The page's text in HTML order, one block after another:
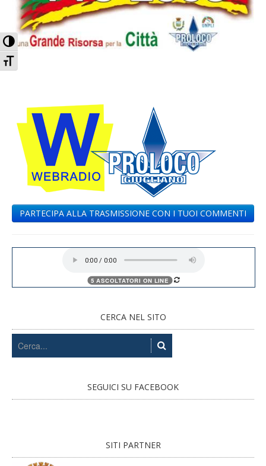
Attiva/disattiva alto contrasto
Attiva/disattiva dimensione testo
PARTECIPA ALLA TRASMISSIONE CON I TUOI COMMENTI
CERCA NEL SITO
SEGUICI SU FACEBOOK
SITI PARTNER